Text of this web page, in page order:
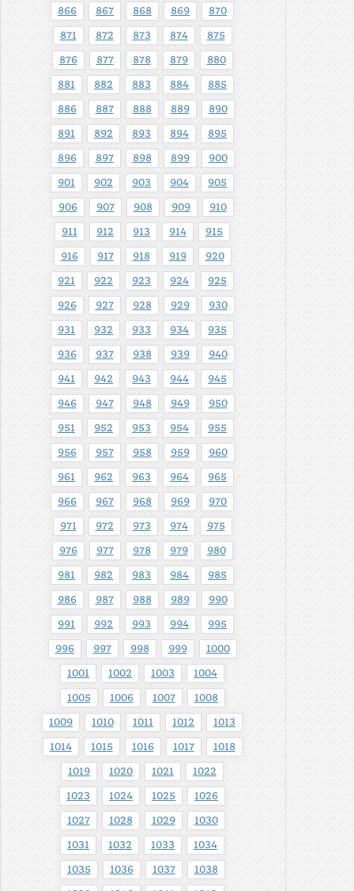
866 867 868 869 870
871 872 873 874 875
876 877 878 879 880
881 882 883 884 885
886 887 888 889 890
891 892 893 894 895
896 897 898 899 900
901 902 903 904 905
906 907 908 909 910
911 912 913 914 915
916 917 918 919 920
921 922 923 924 925
926 927 928 929 930
931 932 933 934 935
936 937 938 939 940
941 942 943 944 945
946 947 948 949 950
951 952 953 954 955
956 957 958 959 960
961 962 963 964 965
966 967 968 969 970
971 972 973 974 975
976 977 978 979 980
981 982 983 984 985
986 987 988 989 990
991 992 993 994 995
996 997 998 999 1000
1001 1002 1003 1004
1005 1006 1007 1008
1009 1010 1011 1012 1013
1014 1015 1016 1017 1018
1019 1020 1021 1022
1023 1024 1025 1026
1027 1028 1029 1030
1031 1032 1033 1034
1035 1036 1037 1038